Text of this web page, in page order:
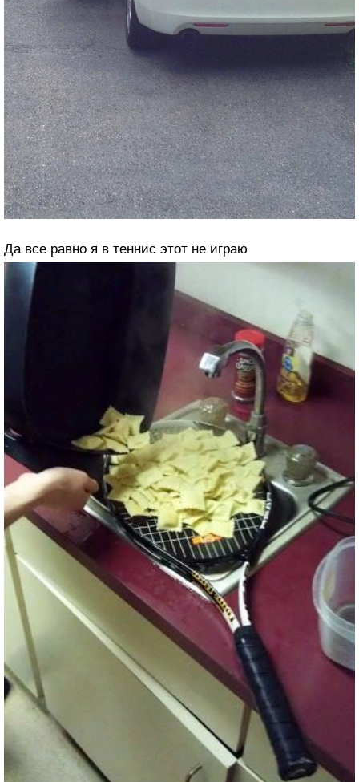
Да все равно я в теннис этот не играю